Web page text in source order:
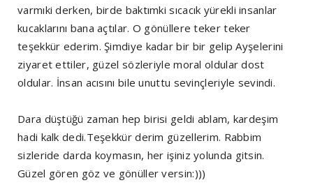
varmıki derken, birde baktımki sıcacık yürekli insanlar
kucaklarını bana açtılar. O gönüllere teker teker
teşekkür ederim. Şimdiye kadar bir bir gelip Ayşelerini
ziyaret ettiler, güzel sözleriyle moral oldular dost
oldular. İnsan acısını bile unuttu sevinçleriyle sevindi.
Dara düştüğü zaman hep birisi geldi ablam, kardeşim
hadi kalk dedi.Teşekkür derim güzellerim. Rabbim
sizleride darda koymasın, her işiniz yolunda gitsin.
Güzel gören göz ve gönüller versin:)))